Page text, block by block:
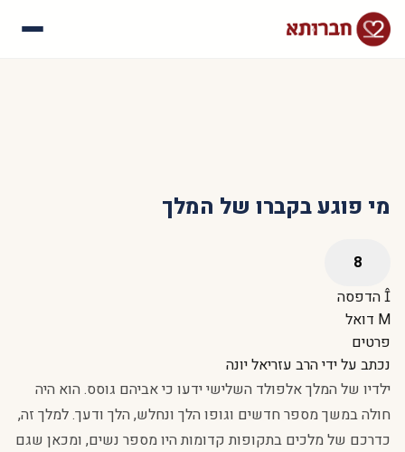
מי פוגע בקברו של המלך
הדפסה
דואל
פרטים
נכתב על ידיהרב עזריאל יונה
ילדיו של המלך אלפולד השלישי ידעו כי אביהם גוסס. הוא היה
חולה במשך מספר חדשים וגופו הלך ונחלש, הלך ודעך. למלך זה,
כדרכם של מלכים בתקופות קדומות היו מספר נשים, ומכאן שגם